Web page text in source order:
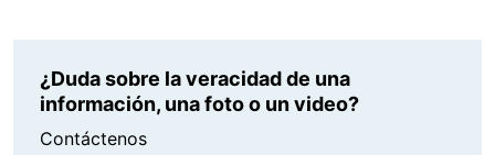
¿Duda sobre la veracidad de una
información, una foto o un video?
Contáctenos